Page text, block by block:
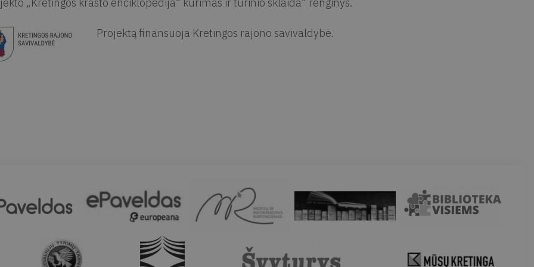
„Kretingos krašto enciklopedija“ kūrimas ir turinio sklaida“ renginys.
Projektą finansuoja Kretingos rajono savivaldybė.